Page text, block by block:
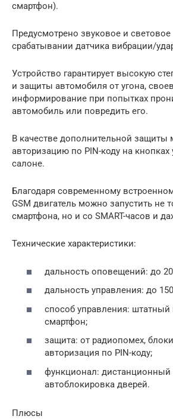
смартфон).
Предусмотрено звуковое и
срабатывании датчика вибрации/
Устройство гарантирует высокую
и защиты автомобиля от угона,
информирование при попытках
автомобиль или повредить его.
В качестве дополнительной защиты
авторизацию по PIN-коду на кнопках
салоне.
Благодаря современному
GSM двигатель можно запустить не
смартфона, но и со SMART-часов и
Технические характеристики:
дальность оповещений: до
дальность управления: до
способ управления: штатный
смартфон;
защита: от радиопомех,
авторизация по PIN-коду;
функционал: дистанционный
автоблокировка дверей.
Плюсы